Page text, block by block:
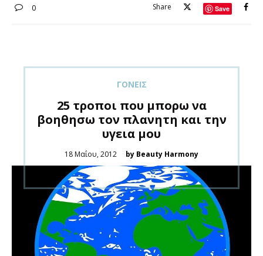
0 Share Save
ΓΟΝΕΊΣ
25 τροποι που μπορω να
βοηθησω τον πλανητη και την
υγεια μου
Posted
18 Μαΐου, 2012 by Beauty Harmony